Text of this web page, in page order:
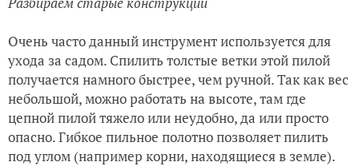
Очень часто данный инструмент используется для
ухода за садом. Спилить толстые ветки этой пилой
получается намного быстрее, чем ручной. Так как вес
небольшой, можно работать на высоте, там где
цепной пилой тяжело или неудобно, да или просто
опасно. Гибкое пильное полотно позволяет пилить
под углом (например корни, находящиеся в земле).